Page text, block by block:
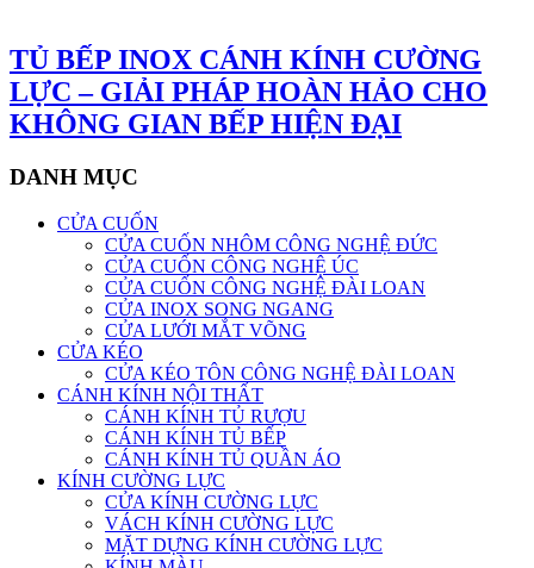
TỦ BẾP INOX CÁNH KÍNH CƯỜNG
LỰC – GIẢI PHÁP HOÀN HẢO CHO
KHÔNG GIAN BẾP HIỆN ĐẠI
DANH MỤC
CỬA CUỐN
CỬA CUỐN NHÔM CÔNG NGHỆ ĐỨC
CỬA CUỐN CÔNG NGHỆ ÚC
CỬA CUỐN CÔNG NGHỆ ĐÀI LOAN
CỬA INOX SONG NGANG
CỬA LƯỚI MẮT VÕNG
CỬA KÉO
CỬA KÉO TÔN CÔNG NGHỆ ĐÀI LOAN
CÁNH KÍNH NỘI THẤT
CÁNH KÍNH TỦ RƯỢU
CÁNH KÍNH TỦ BẾP
CÁNH KÍNH TỦ QUẦN ÁO
KÍNH CƯỜNG LỰC
CỬA KÍNH CƯỜNG LỰC
VÁCH KÍNH CƯỜNG LỰC
MẶT DỰNG KÍNH CƯỜNG LỰC